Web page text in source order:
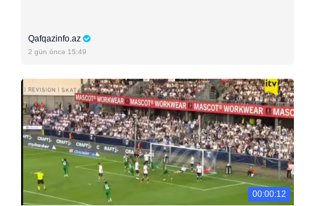
Qafqazinfo.az
2 gün öncə 15:49
00:00:12